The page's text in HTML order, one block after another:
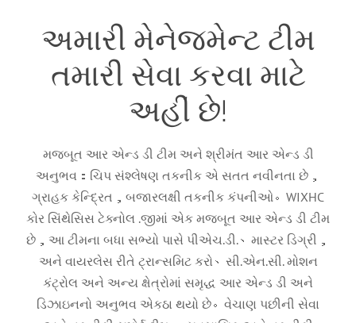
અમારી મેનેજમેન્ટ ટીમ
તમારી સેવા કરવા માટે
અહીં છે!
મજબૂત આર એન્ડ ડી ટીમ અને શ્રીમંત આર એન્ડ ડી
અનુભવ：ચિપ સંશ્લેષણ તકનીક એ સતત નવીનતા છે，
ગ્રાહક કેન્દ્રિત，બજારલક્ષી તકનીક કંપનીઓ。WIXHC
કોર સિંથેસિસ ટેક્નોલ .જીમાં એક મજબૂત આર એન્ડ ડી ટીમ
છે，આ ટીમના બધા સભ્યો પાસે પીએચ.ડી.、માસ્ટર ડિગ્રી，
અને વાયરલેસ રીતે ટ્રાન્સમિટ કરો、સી.એન.સી. મોશન
કંટ્રોલ અને અન્ય ક્ષેત્રોમાં સમૃદ્ધ આર એન્ડ ડી અને
ડિઝાઇનનો અનુભવ એકઠા થયો છે。વેચાણ પછીની સેવા